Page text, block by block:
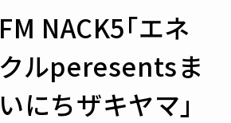
FM NACK5「エネ
クルperesentsま
いにちザキヤマ」